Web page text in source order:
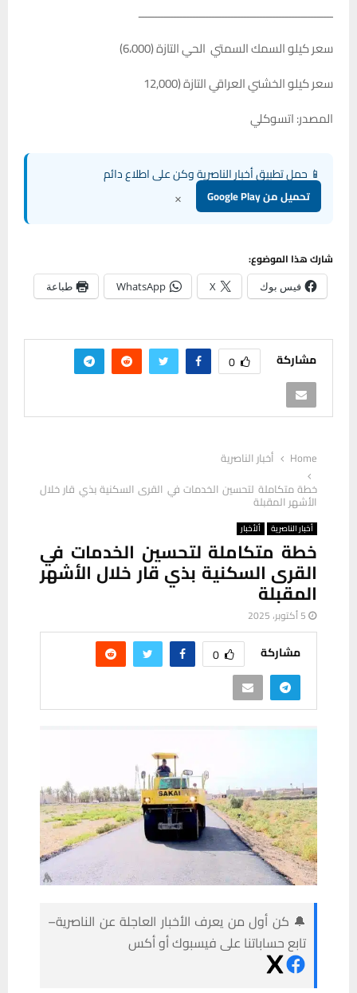
ـــــــــــــــــــــــــــــــــــــــــــــــــــــــــــــ
سعر كيلو السمك السمتي الحي التازة (6،000)
سعر كيلو الخشني العراقي التازة (12,000
المصدر: اتسوكلي
📱 حمل تطبيق أخبار الناصرية وكن على اطلاع دائم
تحميل من Google Play ×
شارك هذا الموضوع:
فيس بوك X
WhatsApp طباعة
مشاركة 0
Home
أخبار الناصرية
خطة متكاملة لتحسين الخدمات في القرى السكنية بذي قار خلال
الأشهر المقبلة
أخبار الناصرية ألأخبار
خطة متكاملة لتحسين الخدمات في
القرى السكنية بذي قار خلال الأشهر
المقبلة
5 أكتوبر، 2025
مشاركة 0
🔔 كن أول من يعرف الأخبار العاجلة عن الناصرية–
تابع حساباتنا على فيسبوك أو أكس